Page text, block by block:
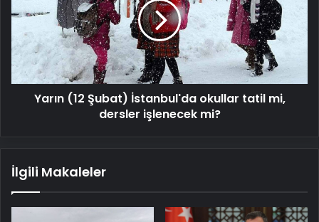
İstanbul'da
tatil
mi,
dersler
işlenecek
Yarın (12 Şubat) İstanbul'da okullar tatil mi,
dersler işlenecek mi?
İlgili Makaleler